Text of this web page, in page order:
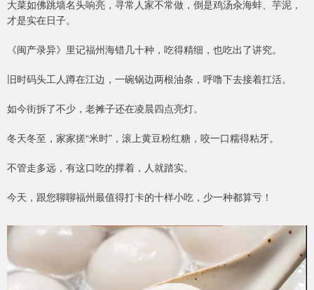
大菜如佛跳墙名头响亮，寻常人家不常做，倒是鸡汤汆海蚌、芋泥，
才是实在日子。
《闽产录异》里记福州海错几十种，吃得精细，也吃出了讲究。
旧时码头工人蹲在江边，一碗锅边两根油条，呼噜下去接着扛活。
如今街拆了不少，老摊子还在凌晨四点亮灯。
冬天冬至，家家搓“米时”，滚上黄豆粉红糖，咬一口糯得粘牙。
不管走多远，有这口吃的撑着，人就踏实。
今天，跟您聊聊福州最值得打卡的十样小吃，少一种都算亏！